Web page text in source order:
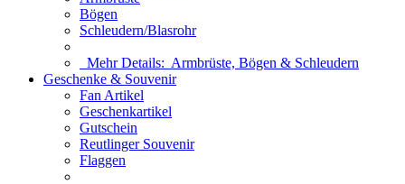
Bögen
Schleudern/Blasrohr
Mehr Details: Armbrüste, Bögen & Schleudern
Geschenke & Souvenir
Fan Artikel
Geschenkartikel
Gutschein
Reutlinger Souvenir
Flaggen